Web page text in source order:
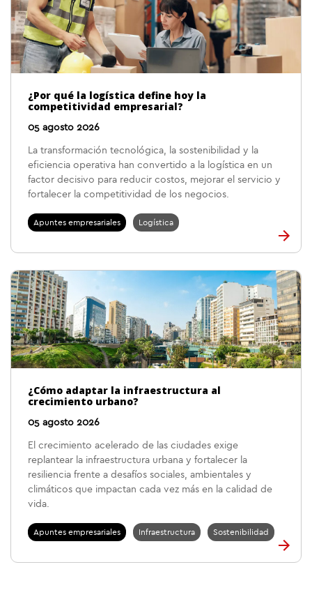
¿Por qué la logística define hoy la
competitividad empresarial?
05 agosto 2026
La transformación tecnológica, la sostenibilidad y la
eficiencia operativa han convertido a la logística en un
factor decisivo para reducir costos, mejorar el servicio y
fortalecer la competitividad de los negocios.
Apuntes empresariales Logística
¿Cómo adaptar la infraestructura al
crecimiento urbano?
05 agosto 2026
El crecimiento acelerado de las ciudades exige
replantear la infraestructura urbana y fortalecer la
resiliencia frente a desafíos sociales, ambientales y
climáticos que impactan cada vez más en la calidad de
vida.
Apuntes empresariales Infraestructura Sostenibilidad